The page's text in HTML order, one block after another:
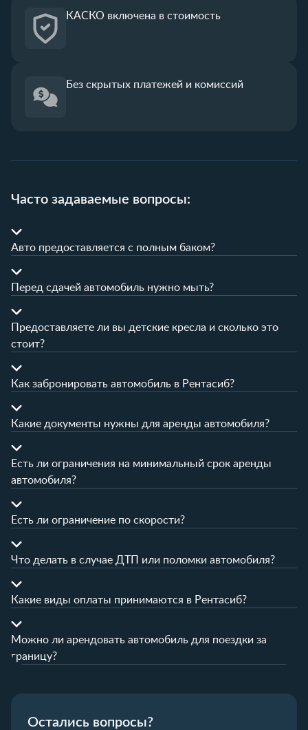
КАСКО включена в стоимость
Без скрытых платежей и комиссий
Часто задаваемые вопросы:
Авто предоставляется с полным баком?
Перед сдачей автомобиль нужно мыть?
Предоставляете ли вы детские кресла и сколько это
стоит?
Как забронировать автомобиль в Рентасиб?
Какие документы нужны для аренды автомобиля?
Есть ли ограничения на минимальный срок аренды
автомобиля?
Есть ли ограничение по скорости?
Что делать в случае ДТП или поломки автомобиля?
Какие виды оплаты принимаются в Рентасиб?
Можно ли арендовать автомобиль для поездки за
границу?
Остались вопросы?